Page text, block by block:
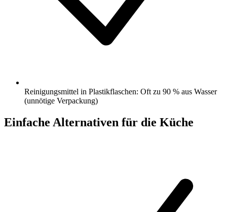
Reinigungsmittel in Plastikflaschen: Oft zu 90 % aus Wasser
(unnötige Verpackung)
Einfache Alternativen für die Küche